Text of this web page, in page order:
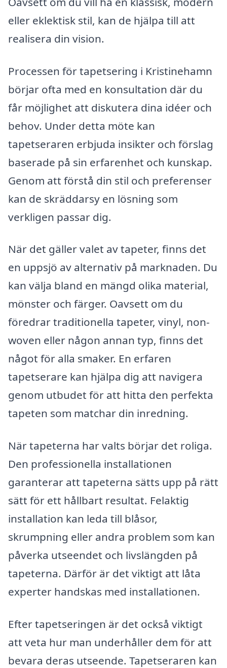
eller eklektisk stil, kan de hjälpa till att
realisera din vision.
Processen för tapetsering i Kristinehamn
börjar ofta med en konsultation där du
får möjlighet att diskutera dina idéer och
behov. Under detta möte kan
tapetseraren erbjuda insikter och förslag
baserade på sin erfarenhet och kunskap.
Genom att förstå din stil och preferenser
kan de skräddarsy en lösning som
verkligen passar dig.
När det gäller valet av tapeter, finns det
en uppsjö av alternativ på marknaden. Du
kan välja bland en mängd olika material,
mönster och färger. Oavsett om du
föredrar traditionella tapeter, vinyl, non-
woven eller någon annan typ, finns det
något för alla smaker. En erfaren
tapetserare kan hjälpa dig att navigera
genom utbudet för att hitta den perfekta
tapeten som matchar din inredning.
När tapeterna har valts börjar det roliga.
Den professionella installationen
garanterar att tapeterna sätts upp på rätt
sätt för ett hållbart resultat. Felaktig
installation kan leda till blåsor,
skrumpning eller andra problem som kan
påverka utseendet och livslängden på
tapeterna. Därför är det viktigt att låta
experter handskas med installationen.
Efter tapetseringen är det också viktigt
att veta hur man underhåller dem för att
bevara deras utseende. Tapetseraren kan